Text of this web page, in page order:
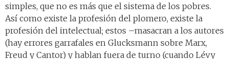
simples, que no es más que el sistema de los pobres.
Así como existe la profesión del plomero, existe la
profesión del intelectual; estos –masacran a los autores
(hay errores garrafales en Glucksmann sobre Marx,
Freud y Cantor) y hablan fuera de turno (cuando Lévy